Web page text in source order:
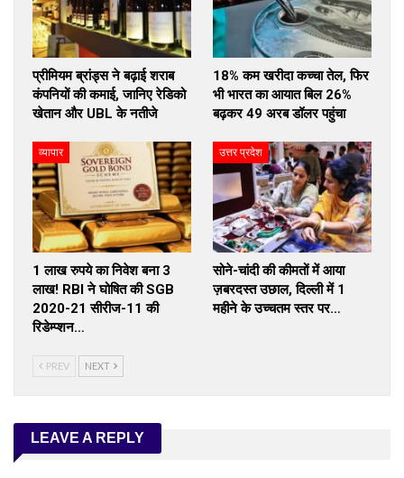
प्रीमियम ब्रांड्स ने बढ़ाई शराब
कंपनियों की कमाई, जानिए रेडिको
खेतान और UBL के नतीजे
18% कम खरीदा कच्चा तेल, फिर
भी भारत का आयात बिल 26%
बढ़कर 49 अरब डॉलर पहुंचा
व्यापार
1 लाख रुपये का निवेश बना 3
लाख! RBI ने घोषित की SGB
2020-21 सीरीज-11 की
रिडेम्प्शन…
उत्तर प्रदेश
सोने-चांदी की कीमतों में आया
ज़बरदस्त उछाल, दिल्ली में 1
महीने के उच्चतम स्तर पर…
PREV NEXT
LEAVE A REPLY